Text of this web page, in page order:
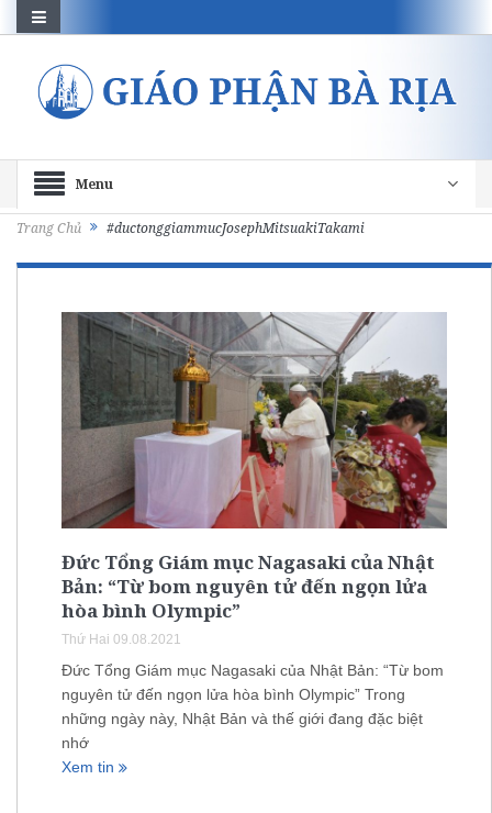
Menu
Trang Chủ #ductonggiammucJosephMitsuakiTakami
Đức Tổng Giám mục Nagasaki của Nhật
Bản: “Từ bom nguyên tử đến ngọn lửa
hòa bình Olympic”
Thứ Hai 09.08.2021
Đức Tổng Giám mục Nagasaki của Nhật Bản: “Từ bom
nguyên tử đến ngọn lửa hòa bình Olympic” Trong
những ngày này, Nhật Bản và thế giới đang đặc biệt
nhớ
Xem tin